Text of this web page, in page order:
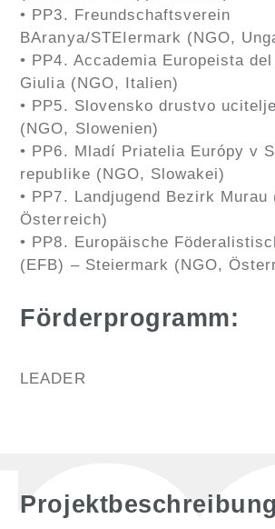
• PP3. Freundschaftsverein
BAranya/STEIermark (NGO,
• PP4. Accademia Europeista
Giulia (NGO, Italien)
• PP5. Slovensko drustvo
(NGO, Slowenien)
• PP6. Mladí Priatelia Európy v
republike (NGO, Slowakei)
• PP7. Landjugend Bezirk Murau
Österreich)
• PP8. Europäische
(EFB) – Steiermark (NGO,
Förderprogramm:
LEADER
Projektbeschreibung